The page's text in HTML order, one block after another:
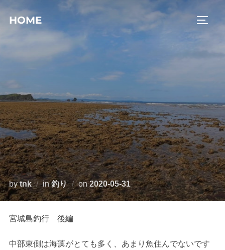
ス
キ
ッ
プ
HOME
bytnk in釣り on投
稿
2020-05-31
宮城島釣行 後編
中部東側は海藻がとても多く、あまり魚住んでないです